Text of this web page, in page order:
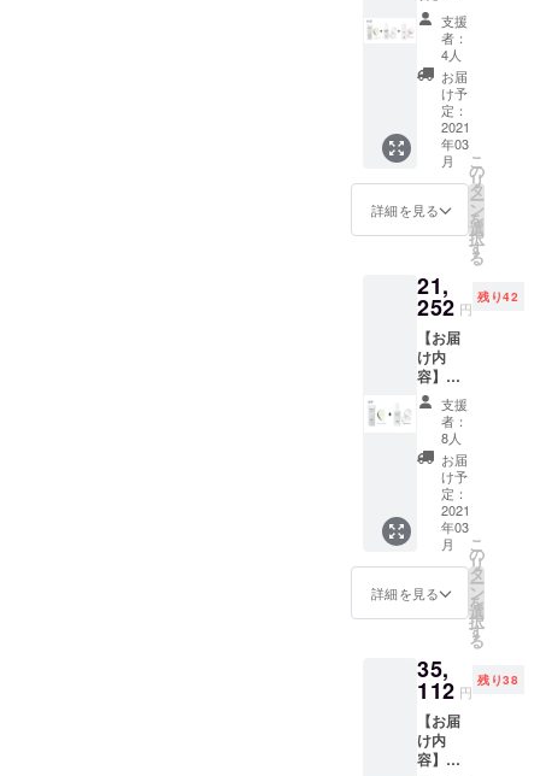
の為
に、肌
へのな
じみや
すさと
保湿力
を兼ね
備え
た、肌
に輝き
をもた
らす
Toner。
シュで
みずみ
ずしい
テクス
チャー
であり
なが
ら、角
質層の
すみず
みに潤
い成分
を浸透
させる
だけで
なく、
美容液
のよう
にパワ
効果を
発揮し
ます。
さまざ
まな肌
タイプ
ルベッ
トスキ
ンの肌
に導き
ます。
肌に輝
きを も
たらす
Toner
男性の
の為
に、肌
じみや
すさと
保湿力
を兼ね
備え
た、肌
に輝き
をもた
らす
Toner。
フレッ
シュで
みずみ
ずしい
テクス
チャー
であり
なが
ら、角
すみず
みに潤
い成分
を浸透
させる
だけで
吸着し
落と
す。奇
跡の成
EGF、
FGFが
お肌を
保湿
る、こ
の二つ
が本来
必要と
してい
る健康
的なベ
ルベッ
トスキ
ンの肌
に導き
ます。
肌に輝
きを も
たらす
Toner
男性の
の為
に、肌
じみや
すさと
保湿力
を兼ね
備え
た、肌
フルな
効果を
発揮し
ます。
さまざ
まな肌
タイプ
の方に
お使い
けま
す。ア
リー・
界面活
性剤フ
リー。
きわめ
て科学
的なア
プロー
チのも
とすこ
やかな
肌に
とって
大切な3
つの要
きか
け、肌
明るく
整え、
深いう
るおい
と健康
的な輝
自己成
長への
投資そ
んな過
酷な環
境で肌
に時間
をかけ
れな
い、
だった
を与え
お肌を
守り手
軽にお
肌の性
質を変
え、美
しい肌
に変え
ること
が出来
るそん
な製品
を開
発。 男
質を研
究しベ
カらな
い1本で
潤い守
るそん
な魔法
のよう
\16,720
－ （洗
フォー
100ml
、オー
ルイン
ワンエ
マル
ジョン
ワント
ナー
150ml
） 余分
な物だ
けを落
とし 必
要な物
は守
る。 余
分な物
を落と
し必要
な物は
落とさ
ず守
る。そ
い洗顔
の理想
を求め
出来た
のが
ARES4
ARES4
5化粧水
トナー
3+乳液
エマル
ジョン
3+洗顔
フォー
ム3セッ
ト（約3
か月
分） ●
早割プ
50名様
限定＞
\20,064
ー
（20%
OFF）
定価
\25,080
ー （洗
顔フ
オーム
100ml
、オー
ルイン
ワンエ
マル
ジョン
ワント
ナー
150ml
） 余分
な物だ
けを落
支援
者：
4人
お届
け予
定：
2021
年03
月
詳細を見る
こ
の
リ
タ
ー
ン
を
選
択
す
る
21,
252 円
残り42
【お届
け内
容】
ARES4
5化粧水
トナー
6+洗顔
フォー
ム6セッ
ト（約6
か月
分） ●
早割プ
ラン ＜
50名様
限定＞
ー
（30%
OFF）
定価
\30,360
ー （洗
支援
者：
8人
お届
け予
定：
2021
年03
月
詳細を見る
こ
の
リ
タ
ー
ン
を
選
択
す
る
35,
112 円
残り38
【お届
け内
容】